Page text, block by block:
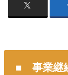
■ 事業継